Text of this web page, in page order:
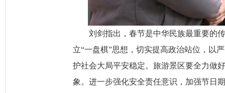
刘剑指出，春节是中华民族最重要的传
立“一盘棋”思想，切实提高政治站位，以
护社会大局平安稳定。旅游景区要全力做
象。进一步强化安全责任意识，加强节日